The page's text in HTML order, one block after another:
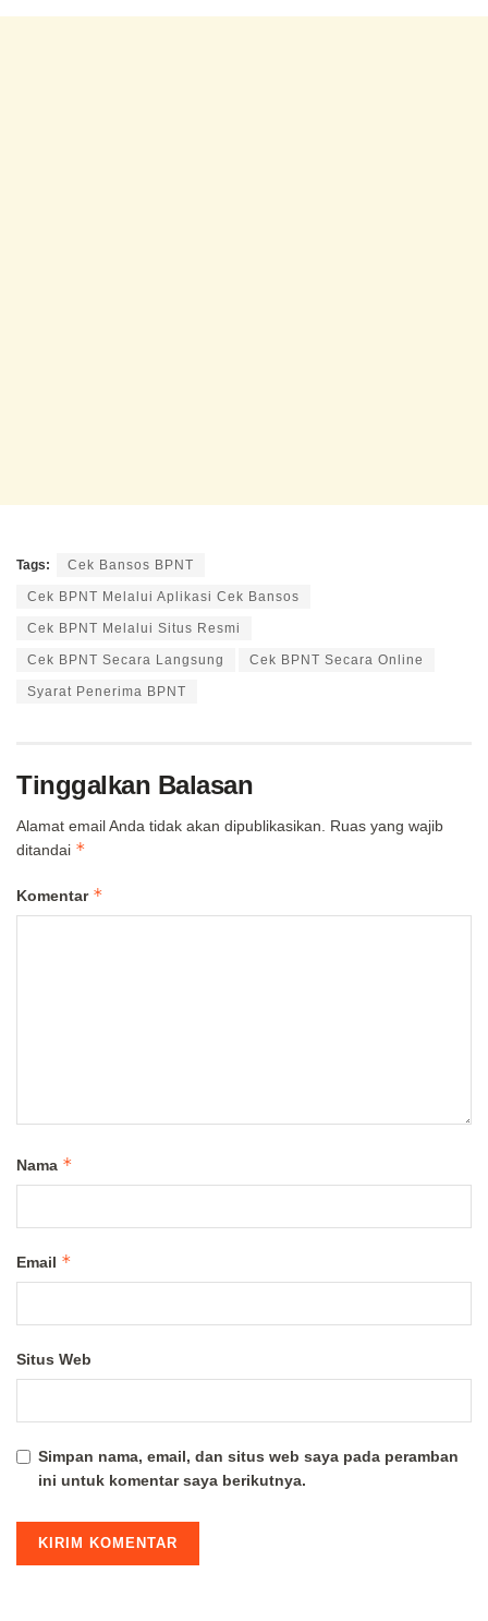
Tags: Cek Bansos BPNT
Cek BPNT Melalui Aplikasi Cek Bansos
Cek BPNT Melalui Situs Resmi
Cek BPNT Secara Langsung Cek BPNT Secara Online
Syarat Penerima BPNT
Tinggalkan Balasan
Alamat email Anda tidak akan dipublikasikan.
Ruas yang wajib
ditandai *
Komentar *
Nama *
Email *
Situs Web
Simpan nama, email, dan situs web saya pada peramban
ini untuk komentar saya berikutnya.